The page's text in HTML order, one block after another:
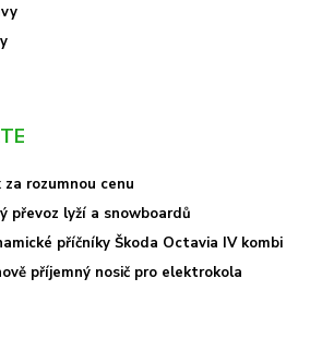
rozumnou cenu
převoz lyží a snowboardů
příčníky Škoda Octavia IV kombi
příjemný nosič pro elektrokola